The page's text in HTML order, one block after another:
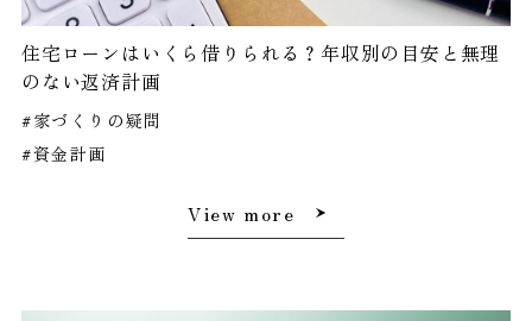
住宅ローンはいくら借りられる？年収別の目安と無理
のない返済計画
#家づくりの疑問
#資金計画
View more